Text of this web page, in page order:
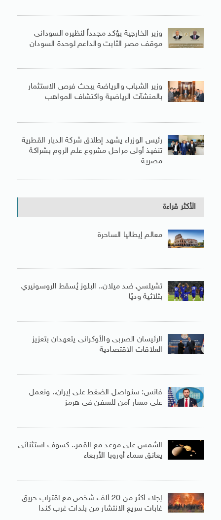
وزير الخارجية يؤكد مجدداً لنظيره السودانى
موقف مصر الثابت والداعم لوحدة السودان
وزير الشباب والرياضة يبحث فرص الاستثمار
بالمنشآت الرياضية واكتشاف المواهب
رئيس الوزراء يشهد إطلاق شركة الديار القطرية
تنفيذ أولى مراحل مشروع علم الروم بشراكة
مصرية
الأكثر قراءة
معالم إيطاليا الساحرة
تشيلسي ضد ميلان.. البلوز يُسقط الروسونيري
بثلاثية وديًا
الرئيسان الصربى والأوكرانى يتعهدان بتعزيز
العلاقات الاقتصادية
فانس: سنواصل الضغط على إيران.. ونعمل
على مسار آمن للسفن فى هرمز
الشمس على موعد مع القمر.. كسوف استثنائى
يعانق سماء أوروبا الأربعاء
إجلاء أكثر من 20 ألف شخص مع اقتراب حريق
غابات سريع الانتشار من بلدات غرب كندا